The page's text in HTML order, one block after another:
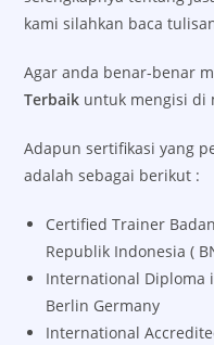
kami silahkan baca
Agar anda benar-benar
Terbaik untuk mengisi di
Adapun sertifikasi yang
adalah sebagai berikut :
Certified Trainer
Republik Indonesia (
International Diploma
Berlin Germany
International